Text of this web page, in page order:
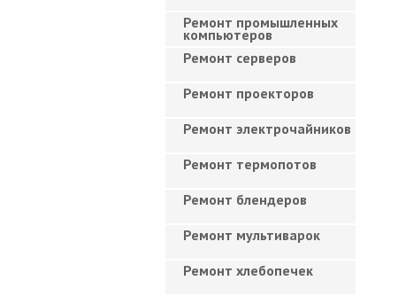
Ремонт промышленных
компьютеров
Ремонт серверов
Ремонт проекторов
Ремонт электрочайников
Ремонт термопотов
Ремонт блендеров
Ремонт мультиварок
Ремонт хлебопечек